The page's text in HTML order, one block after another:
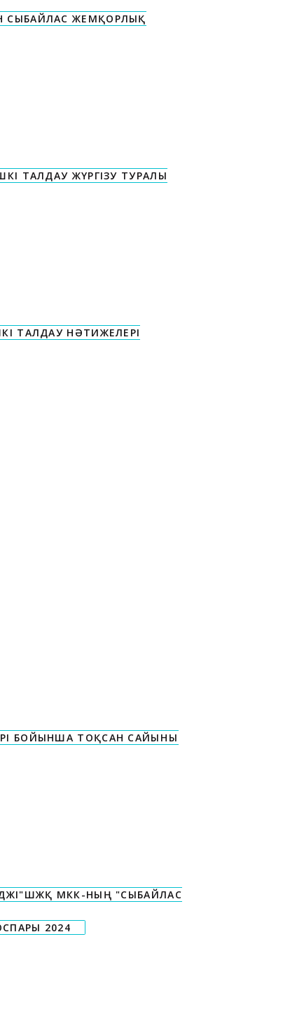
СЫБАЙЛАС ЖЕМҚОРЛЫҚ
ТАЛДАУ ЖҮРГІЗУ ТУРАЛЫ
ТАЛДАУ НӘТИЖЕЛЕРІ
БОЙЫНША ТОҚСАН САЙЫНҒЫ
МКК-НЫҢ "СЫБАЙЛАС
2024